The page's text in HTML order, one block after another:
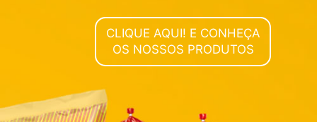
CLIQUE AQUI! E CONHEÇA
OS NOSSOS PRODUTOS